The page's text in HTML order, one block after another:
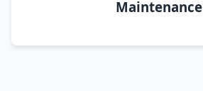
Maintenance